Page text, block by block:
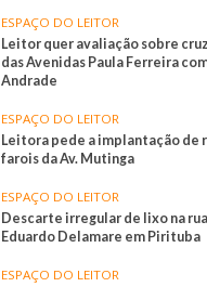
ESPAÇO DO LEITOR
Leitor quer avaliação sobre
das Avenidas Paula Ferreira
Andrade
ESPAÇO DO LEITOR
Leitora pede a implantação de
farois da Av. Mutinga
ESPAÇO DO LEITOR
Descarte irregular de lixo na
Eduardo Delamare em Pirituba
ESPAÇO DO LEITOR